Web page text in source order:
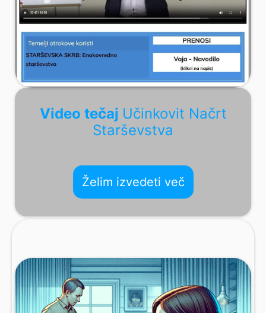
Video tečaj Učinkovit Načrt
Starševstva
Želim izvedeti več